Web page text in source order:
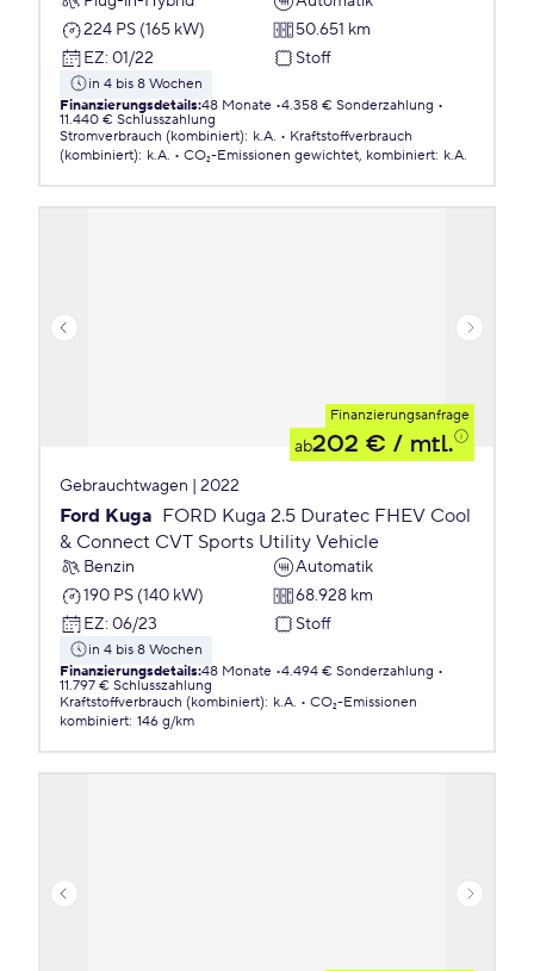
224 PS (165 kW)
50.651 km
EZ: 01/22 Stoff
in 4 bis 8 Wochen
Finanzierungsdetails:48 Monate 4.358 € Sonderzahlung
11.440 € Schlusszahlung
Stromverbrauch (kombiniert): k.A.
Kraftstoffverbrauch
(kombiniert): k.A. CO₂-Emissionen gewichtet, kombiniert: k.A.
Finanzierungsanfrage
ab202 € / mtl.
Gebrauchtwagen | 2022
Ford Kuga FORD Kuga 2.5 Duratec FHEV Cool
& Connect CVT Sports Utility Vehicle
Benzin
Automatik
190 PS (140 kW)
68.928 km
EZ: 06/23 Stoff
in 4 bis 8 Wochen
Finanzierungsdetails:48 Monate 4.494 € Sonderzahlung
11.797 € Schlusszahlung
Kraftstoffverbrauch (kombiniert): k.A.
CO₂-Emissionen
kombiniert: 146 g/km